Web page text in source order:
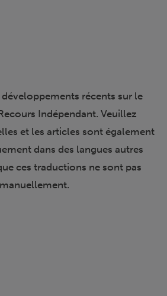
récents sur le
Indépendant. Veuillez
et les articles sont également
dans des langues autres
ces traductions ne sont pas